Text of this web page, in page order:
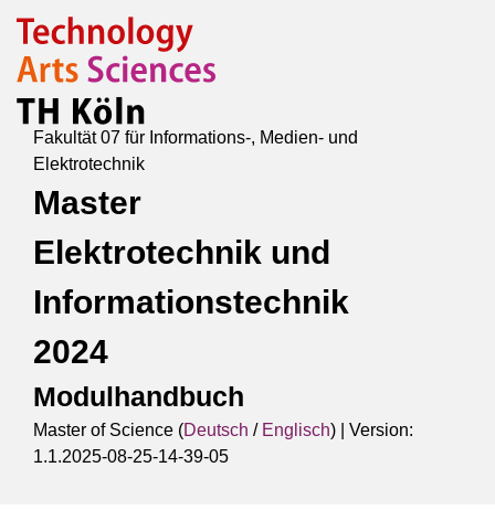
Fakultät 07 für Informations-, Medien- und
Elektrotechnik
Master
Elektrotechnik und
Informationstechnik
2024
Modulhandbuch
Master of Science (Deutsch / Englisch) | Version:
1.1.2025-08-25-14-39-05